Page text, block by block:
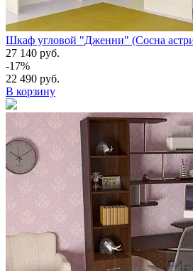
Шкаф угловой "Дженни" (Сосна
27 140 руб.
-17%
22 490 руб.
В корзину